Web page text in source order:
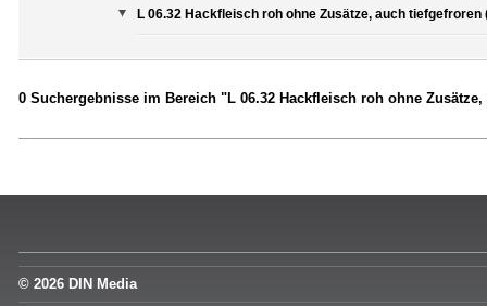
L 06.32 Hackfleisch roh ohne Zusätze, auch tiefgefroren
0 Suchergebnisse im Bereich "L 06.32 Hackfleisch roh ohne
© 2026 DIN Media